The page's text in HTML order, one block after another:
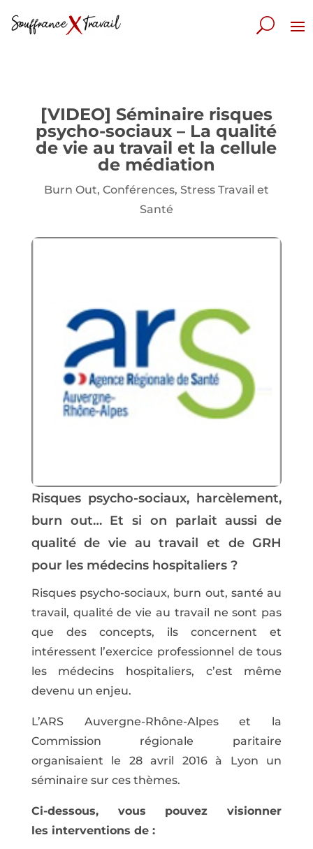
[VIDEO] Séminaire risques
psycho-sociaux – La qualité
de vie au travail et la cellule
de médiation
Burn Out, Conférences, Stress Travail et
Santé
Risques psycho-sociaux, harcèlement,
burn out… Et si on parlait aussi de
qualité de vie au travail et de GRH
pour les médecins hospitaliers ?
Risques psycho-sociaux, burn out, santé au
travail, qualité de vie au travail ne sont pas
que des concepts, ils concernent et
intéressent l’exercice professionnel de tous
les médecins hospitaliers, c’est même
devenu un enjeu.
L’ARS Auvergne-Rhône-Alpes et la
Commission régionale paritaire
organisaient le 28 avril 2016 à Lyon un
séminaire sur ces thèmes.
Ci-dessous, vous pouvez visionner
les interventions de :